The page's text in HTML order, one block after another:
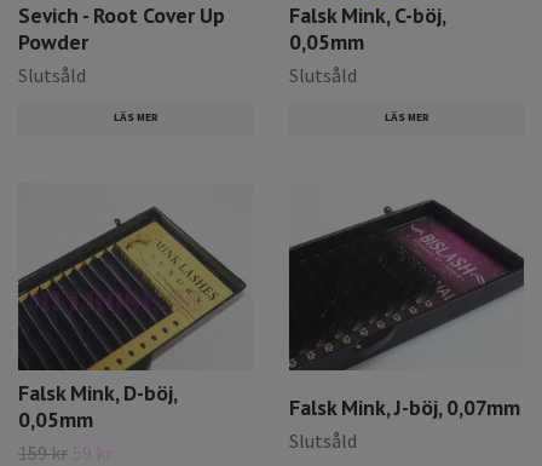
Sevich - Root Cover Up
Powder
Slutsåld
LÄS MER
Falsk Mink, C-böj,
0,05mm
Slutsåld
LÄS MER
Falsk Mink, D-böj,
0,05mm
159 kr 59 kr
Falsk Mink, J-böj, 0,07mm
Slutsåld